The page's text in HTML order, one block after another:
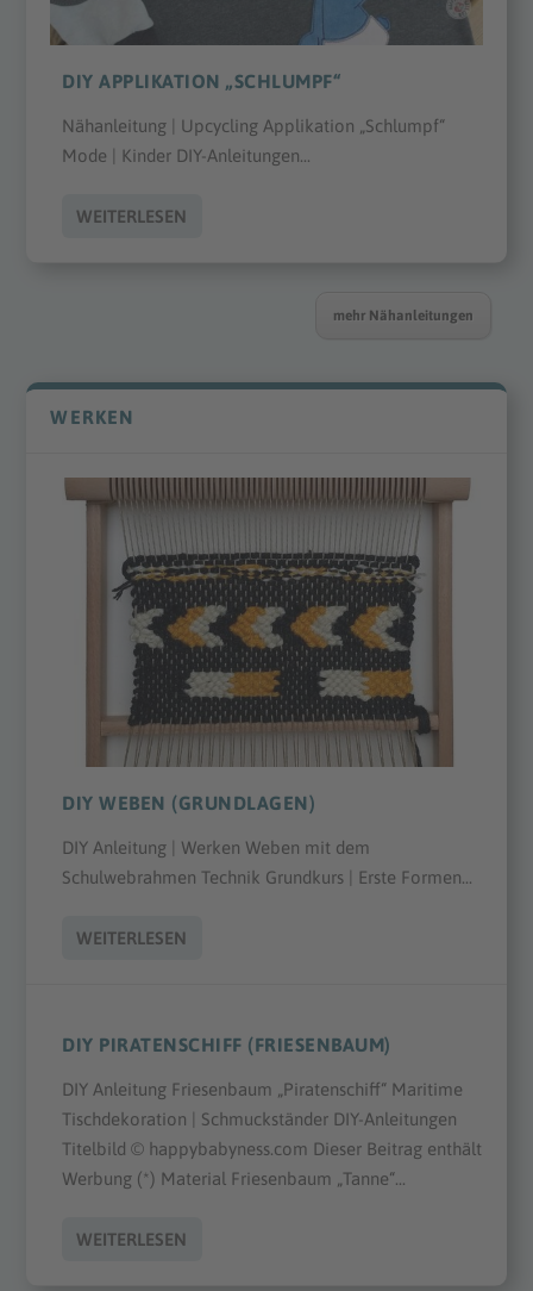
DIY APPLIKATION „SCHLUMPF“
Nähanleitung | Upcycling Applikation „Schlumpf“
Mode | Kinder DIY-Anleitungen...
WEITERLESEN
mehr Nähanleitungen
WERKEN
DIY WEBEN (GRUNDLAGEN)
DIY Anleitung | Werken Weben mit dem
Schulwebrahmen Technik Grundkurs | Erste Formen...
WEITERLESEN
DIY PIRATENSCHIFF (FRIESENBAUM)
DIY Anleitung Friesenbaum „Piratenschiff“ Maritime
Tischdekoration | Schmuckständer DIY-Anleitungen
Titelbild © happybabyness.com Dieser Beitrag enthält
Werbung (*) Material Friesenbaum „Tanne“...
WEITERLESEN